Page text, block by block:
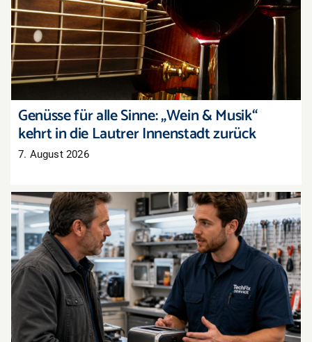
Genüsse für alle Sinne: „Wein & Musik“ kehrt in
die Lautrer Innenstadt zurück
Genüsse für alle Sinne: „Wein & Musik“
kehrt in die Lautrer Innenstadt zurück
7. August 2026
Recht auf Reparatur: Das ändert sich jetzt im
Reklamationsalltag